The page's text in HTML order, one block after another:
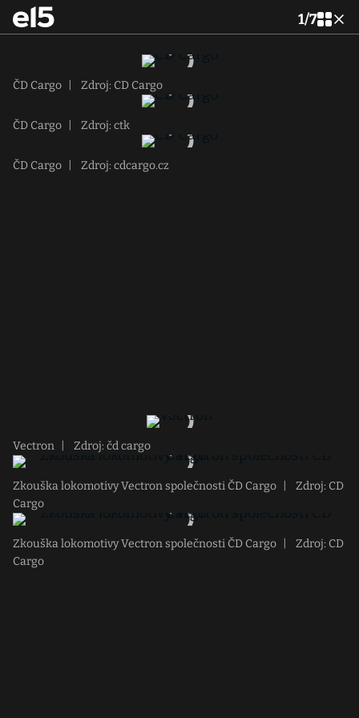
1/7
ČD Cargo Zdroj: CD Cargo
ČD Cargo Zdroj: ctk
ČD Cargo Zdroj: cdcargo.cz
Vectron Zdroj: čd cargo
Zkouška lokomotivy Vectron společnosti ČD Cargo
Zdroj: CD
Cargo
Zkouška lokomotivy Vectron společnosti ČD Cargo
Zdroj: CD
Cargo